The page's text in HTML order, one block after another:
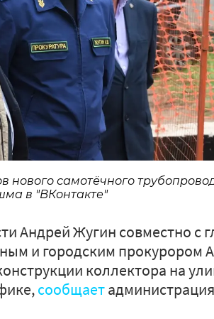
нового самотёчного
в "ВКонтакте"
Андрей Жугин совместно с
и городским прокурором
коллектора на
сообщает